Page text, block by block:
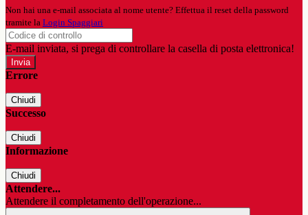
Non hai una e-mail associata al nome utente? Effettua il reset della password
tramite la Login Spaggiari
E-mail inviata, si prega di controllare la casella di posta elettronica!
Errore
Chiudi
Successo
Chiudi
Informazione
Chiudi
Attendere...
Attendere il completamento dell'operazione...